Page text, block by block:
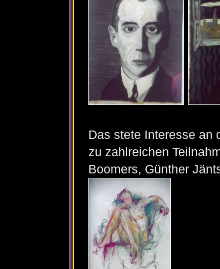
Das stete Interesse an
zu zahlreichen
Boomers, Günther